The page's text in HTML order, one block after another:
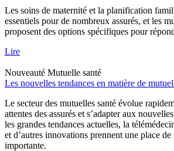
Les soins de maternité et la planification
essentiels pour de nombreux assurés, et les
proposent des options spécifiques pour
Lire
Nouveauté Mutuelle santé
Les nouvelles tendances en matière de
Le secteur des mutuelles santé évolue
attentes des assurés et s’adapter aux
les grandes tendances actuelles, la
et d’autres innovations prennent une place
importante.